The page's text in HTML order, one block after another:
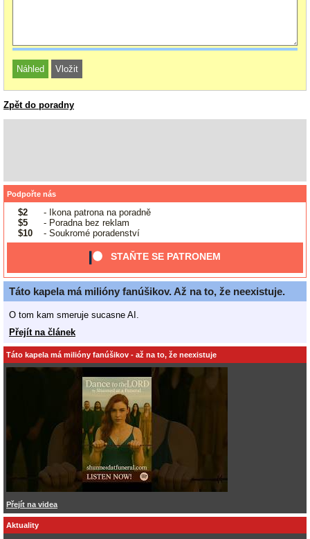
Zpět do poradny
Podpořte nás
$2
- Ikona patrona na poradně
$5
- Poradna bez reklam
$10
- Soukromé poradenství
STAŇTE SE PATRONEM
Táto kapela má milióny fanúšikov. Až na to, že neexistuje.
O tom kam smeruje sucasne AI.
Přejít na článek
Táto kapela má milióny fanúšikov - až na to, že neexistuje
Přejít na videa
Aktuality